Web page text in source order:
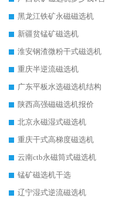
黑龙江铁矿永磁磁选机
新疆贫锰矿磁选机
淮安钢渣微粉干式磁选机
重庆半逆流磁选机
广东平板水选磁选机结构
陕西高强磁磁选机报价
北京永磁湿式磁选机
重庆干式高梯度磁选机
云南ctb永磁筒式磁选机
锰矿磁选机干选
辽宁湿式逆流磁选机